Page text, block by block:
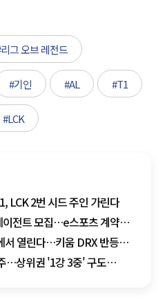
그 오브 레전드
#기인 #AL #T1
#LCK
LCK 2번 시드 주인 가린다
이전트 모집…e스포츠 계약
서 열린다…키움 DRX 반등
…상위권 '1강 3중' 구도